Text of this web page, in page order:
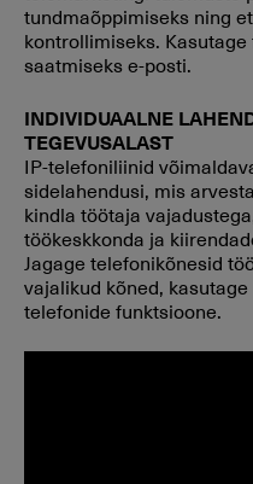
tundmaõppimiseks ning
kontrollimiseks.
saatmiseks e-posti.
INDIVIDUAALNE
TEGEVUSALAST
IP-telefoniliinid
sidelahendusi, mis
kindla töötaja
töökeskkonda ja
Jagage telefonikõnesid
vajalikud kõned,
telefonide funktsioone.